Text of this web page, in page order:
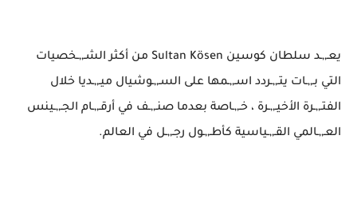
يعـ,,ـد سلطان كوسين Sultan Kösen‏ من أكثر الشـ,,ـخصيات
التي بـ,,ـات يتـ,,ـردد اسـ,,ـمها على السـ,,ـوشيال ميـ,,ـديا خلال
الفتـ,,ـرة الأخيـ,,ـرة ، خـ,,ـاصة بعدما صنـ,,ـف في أرقـ,,ـام الجـ,,ـينس
العـ,,ـالمي القـ,,ـياسية كأطـ,,ـول رجـ,,ـل في العالم.